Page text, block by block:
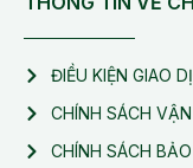
ĐIỀU KIỆN GIAO
CHÍNH SÁCH
CHÍNH SÁCH